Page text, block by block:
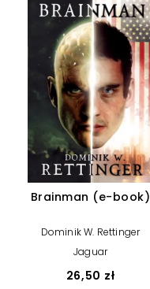
Brainman (e-book)
Dominik W. Rettinger
Jaguar
26,50 zł